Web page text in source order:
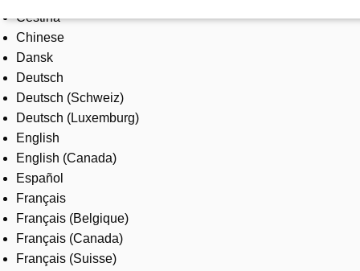
Products & Solutions
Industries
Services
About us
Where to buy
Contact us
Careers
Čeština
Chinese
Dansk
Deutsch
Deutsch (Schweiz)
Deutsch (Luxemburg)
English
English (Canada)
Español
Français
Français (Belgique)
Français (Canada)
Français (Suisse)